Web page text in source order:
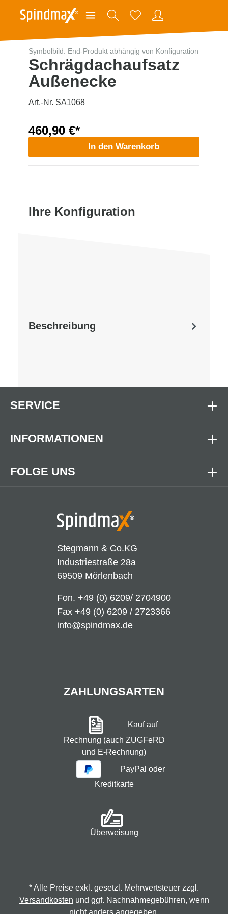
Symbolbild: End-Produkt abhängig von Konfiguration
Schrägdachaufsatz
Außenecke
Art.-Nr. SA1068
460,90 €*
In den Warenkorb
Ihre Konfiguration
Beschreibung
Stegmann & Co.KG
Industriestraße 28a
69509 Mörlenbach
Fon. +49 (0) 6209/ 2704900
Fax +49 (0) 6209 / 2723366
info@spindmax.de
FOLGE UNS
SERVICE
INFORMATIONEN
ZAHLUNGSARTEN
Kauf auf
Rechnung (auch ZUGFeRD
und E-Rechnung)
PayPal oder
Kreditkarte
Überweisung
* Alle Preise exkl. gesetzl. Mehrwertsteuer zzgl.
Versandkosten und ggf. Nachnahmegebühren, wenn
nicht anders angegeben.